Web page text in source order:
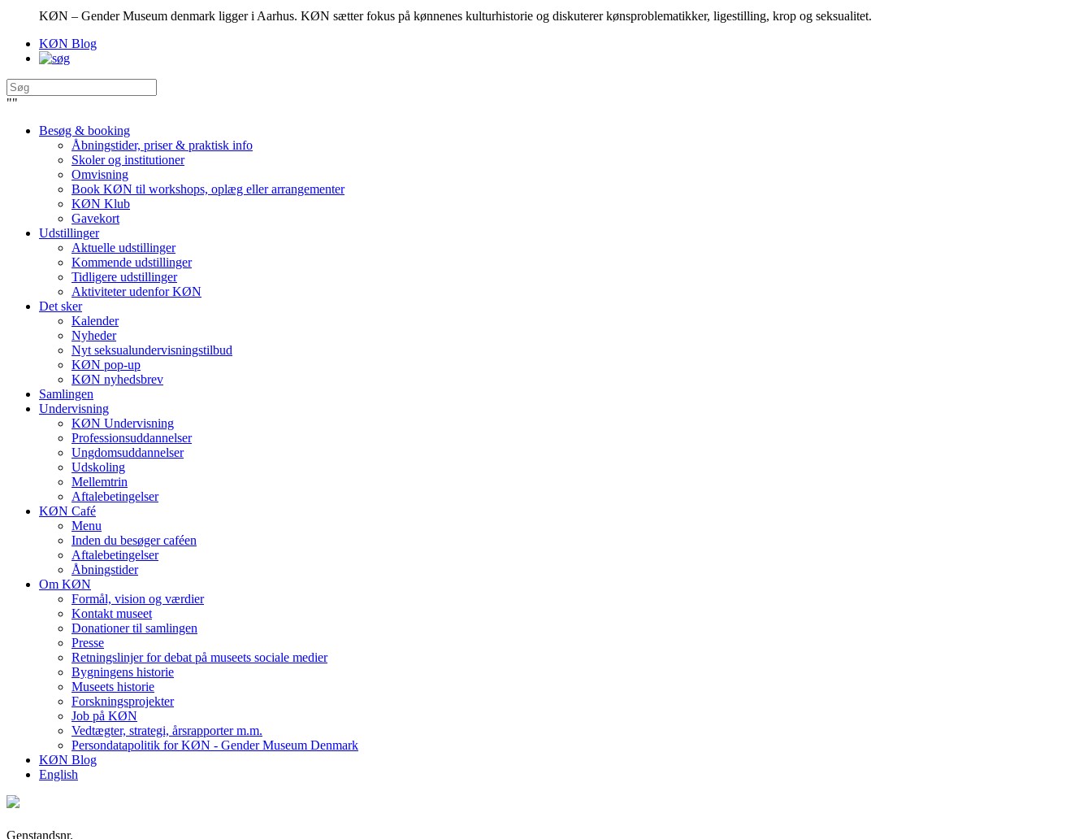
KØN – Gender Museum denmark ligger i Aarhus. KØN sætter fokus på kønnenes kulturhistorie og diskuterer kønsproblematikker, ligestilling, krop og seksualitet.
KØN Blog
""
Besøg & booking
Åbningstider, priser & praktisk info
Skoler og institutioner
Omvisning
Book KØN til workshops, oplæg eller arrangementer
KØN Klub
Gavekort
Udstillinger
Aktuelle udstillinger
Kommende udstillinger
Tidligere udstillinger
Aktiviteter udenfor KØN
Det sker
Kalender
Nyheder
Nyt seksualundervisningstilbud
KØN pop-up
KØN nyhedsbrev
Samlingen
Undervisning
KØN Undervisning
Professionsuddannelser
Ungdomsuddannelser
Udskoling
Mellemtrin
Aftalebetingelser
KØN Café
Menu
Inden du besøger caféen
Aftalebetingelser
Åbningstider
Om KØN
Formål, vision og værdier
Kontakt museet
Donationer til samlingen
Presse
Retningslinjer for debat på museets sociale medier
Bygningens historie
Museets historie
Forskningsprojekter
Job på KØN
Vedtægter, strategi, årsrapporter m.m.
Persondatapolitik for KØN - Gender Museum Denmark
KØN Blog
English
Genstandsnr.